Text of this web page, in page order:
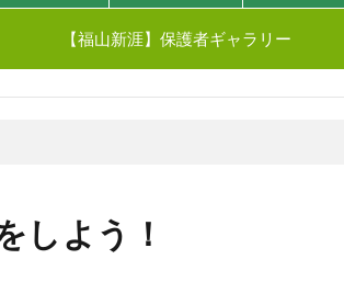
【福山新涯】保護者ギャラリー
しよう！